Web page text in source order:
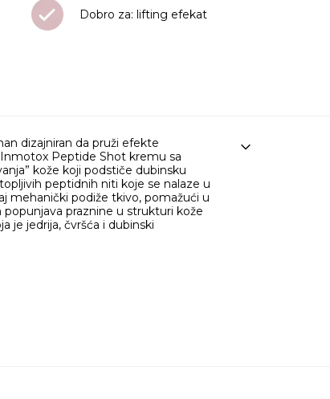
Dobro za: lifting efekat
dizajniran da pruži efekte
Peptide Shot kremu sa
kože koji podstiče dubinsku
peptidnih niti koje se nalaze u
mehanički podiže tkivo, pomažući u
praznine u strukturi kože
je jedrija, čvršća i dubinski